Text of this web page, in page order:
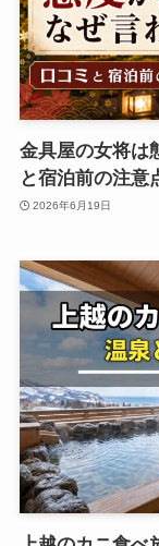
金具屋の女将は
と宿泊前の注意
2026年6月19日